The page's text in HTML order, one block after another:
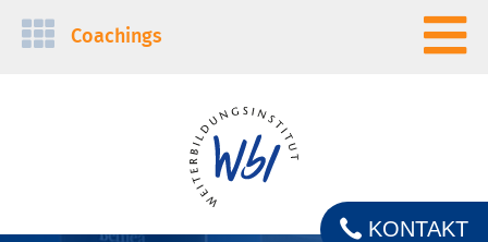
Navigation
Coachings
KONTAKT